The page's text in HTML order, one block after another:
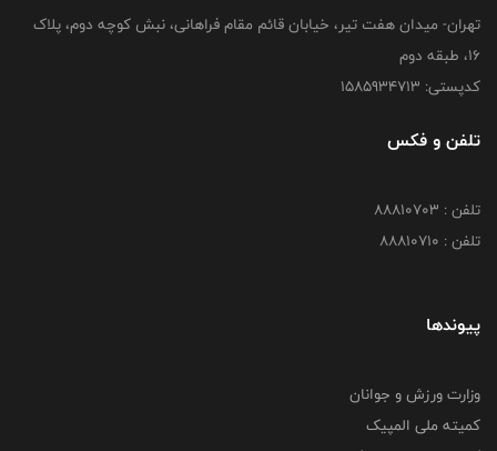
تهران- میدان هفت تیر، خیابان قائم مقام فراهانی، نبش کوچه دوم، پلاک
16، طبقه دوم
کدپستی: 1585934713
تلفن و فکس
تلفن : 88810703
تلفن : 88810710
پیوندها
وزارت ورزش و جوانان
کمیته ملی المپیک